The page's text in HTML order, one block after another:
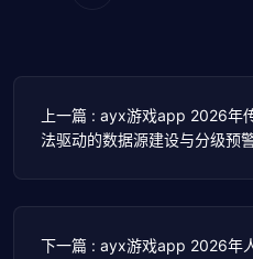
上一篇 : ayx游戏app 2026年
法驱动的数据源建设与分级预
下一篇 : ayx游戏app 2026年